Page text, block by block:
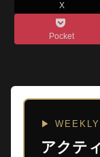
X
Pocket
▶
アクテ